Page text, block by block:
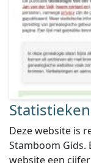
Statistieken
Deze website is
Stamboom Gids.
website een